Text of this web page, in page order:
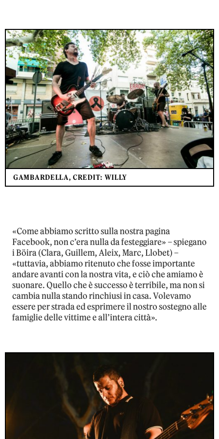
GAMBARDELLA, CREDIT: WILLY
«Come abbiamo scritto sulla nostra pagina
Facebook, non c’era nulla da festeggiare» – spiegano
i Böira (Clara, Guillem, Aleix, Marc, Llobet) –
«tuttavia, abbiamo ritenuto che fosse importante
andare avanti con la nostra vita, e ciò che amiamo è
suonare. Quello che è successo è terribile, ma non si
cambia nulla stando rinchiusi in casa. Volevamo
essere per strada ed esprimere il nostro sostegno alle
famiglie delle vittime e all’intera città».